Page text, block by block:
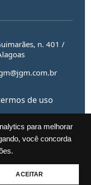
para melhorar
você concorda
ACEITAR
n. 401 /
de uso
direitos reservados.